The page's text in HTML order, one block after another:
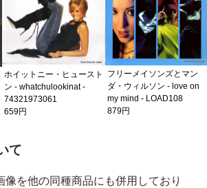
ホイットニー・ヒュースト
ン - whatchulookinat -
74321973061
659円
フリーメイソンズとマン
ダ・ウィルソン - love on
my mind - LOAD108
879円
意事項
て
像を他の同種商品にも併用しており